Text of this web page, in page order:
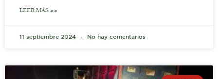
LEER MÁS >>
11 septiembre 2024 No hay comentarios